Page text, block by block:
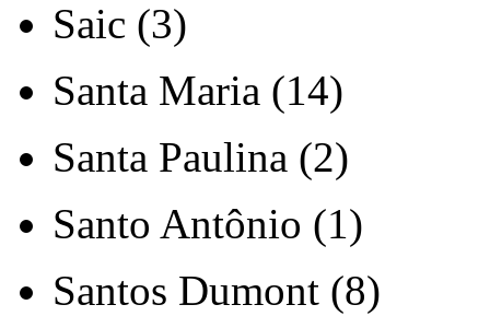
Saic (3)
Santa Maria (14)
Santa Paulina (2)
Santo Antônio (1)
Santos Dumont (8)